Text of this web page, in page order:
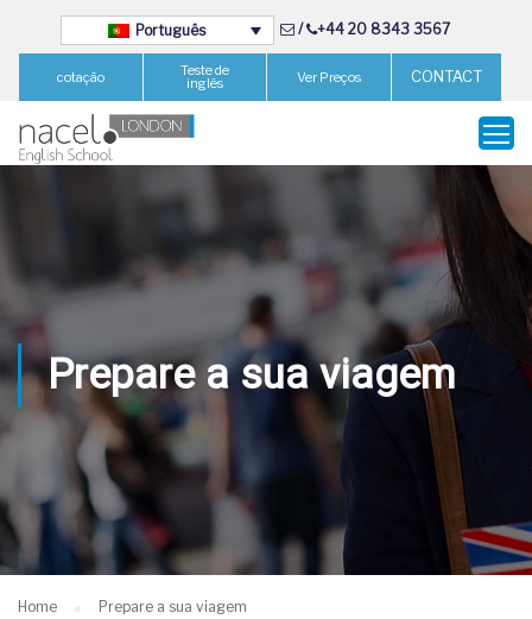
Português / +44 20 8343 3567
cotação Teste de
inglês Ver Preços CONTACT
Prepare a sua viagem
Home Prepare a sua viagem